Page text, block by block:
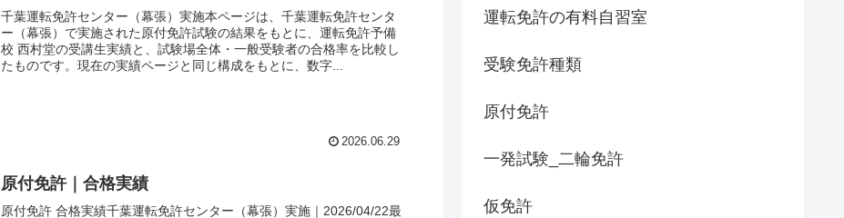
千葉運転免許センター（幕張）実施本ページは、千葉運転免許センタ
ー（幕張）で実施された原付免許試験の結果をもとに、運転免許予備
校 西村堂の受講生実績と、試験場全体・一般受験者の合格率を比較し
たものです。現在の実績ページと同じ構成をもとに、数字...
2026.06.29
原付免許｜合格実績
原付免許 合格実績千葉運転免許センター（幕張）実施｜2026/04/22最
運転免許の有料自習室
受験免許種類
原付免許
一発試験_二輪免許
仮免許